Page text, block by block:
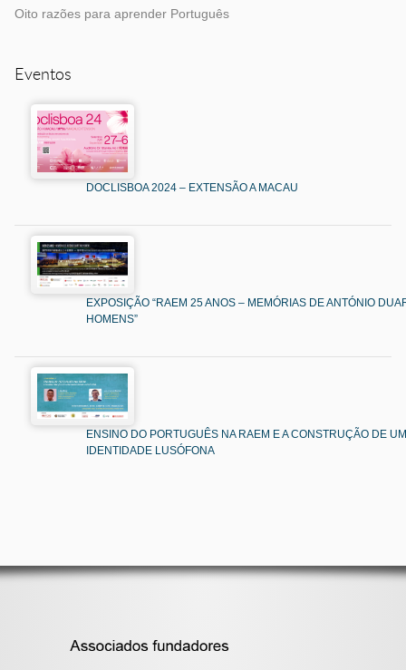
Oito razões para aprender Português
Eventos
DOCLISBOA 2024 – EXTENSÃO A MACAU
EXPOSIÇÃO “RAEM 25 ANOS – MEMÓRIAS DE ANTÓNIO
HOMENS”
ENSINO DO PORTUGUÊS NA RAEM E A CONSTRUÇÃO DE
IDENTIDADE LUSÓFONA